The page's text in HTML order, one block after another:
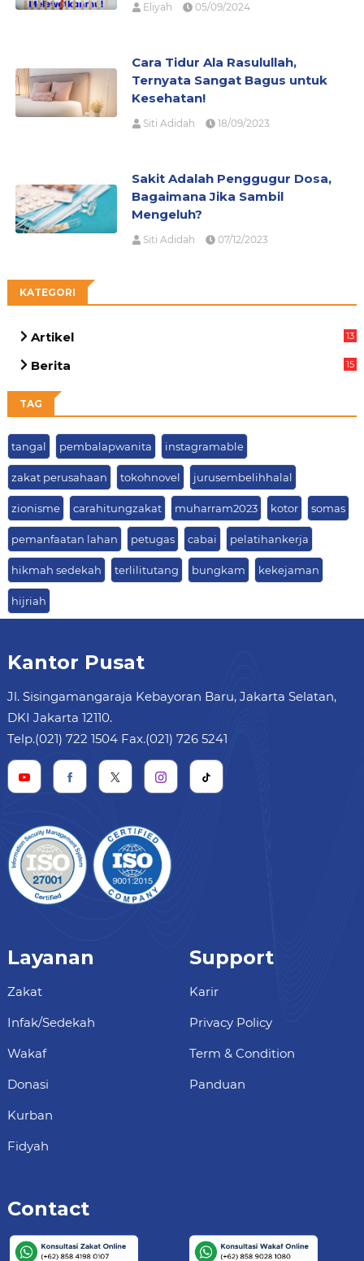
Eliyah 05/09/2024
Cara Tidur Ala Rasulullah,
Ternyata Sangat Bagus untuk
Kesehatan!
Siti Adidah 18/09/2023
Sakit Adalah Penggugur Dosa,
Bagaimana Jika Sambil
Mengeluh?
Siti Adidah 07/12/2023
KATEGORI
Artikel
13
Berita
15
TAG
tangal pembalapwanita instagramable
zakat perusahaan tokohnovel jurusembelihhalal
zionisme carahitungzakat muharram2023 kotor somas
pemanfaatan lahan petugas cabai pelatihankerja
hikmah sedekah terlilitutang bungkam kekejaman
hijriah
Kantor Pusat
Jl. Sisingamangaraja Kebayoran Baru, Jakarta Selatan,
DKI Jakarta 12110.
Telp.(021) 722 1504 Fax.(021) 726 5241
Layanan
Zakat
Infak/Sedekah
Wakaf
Donasi
Kurban
Fidyah
Support
Karir
Privacy Policy
Term & Condition
Panduan
Contact